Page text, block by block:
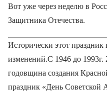
Вот уже через неделю в
Защитника Отечества.
Исторически этот
изменений.С 1946 до 1993г.
годовщина создания
праздник «День